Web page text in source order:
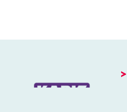
>